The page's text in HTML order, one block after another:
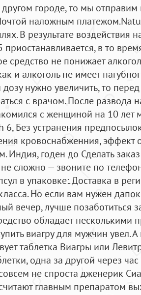
городе, то мы
наложным
В результате воздействия
в то
средство не понижает
и алкоголь не имеет
нужно увеличить, то
с врачом. После развода
с женщиной на 10 лет
6, Без устранения
кровоснабженния, эффект
Индия, годен до Сделать
сложно — звоните по
в упаковке:. Доставка в
Но если вам нужен
вечер, лучше позаботиться
обладает несколькими
виагру для мужчин увел.
таблетка Виагры или
одна за другой через
не спроста дженерик
главным препаратом